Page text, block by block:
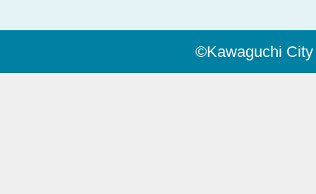
©Kawaguchi City